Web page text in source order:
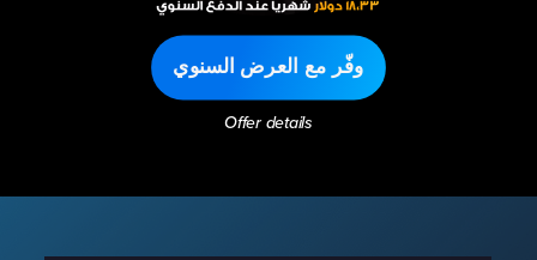
وفّر مع العرض السنوي
Offer details